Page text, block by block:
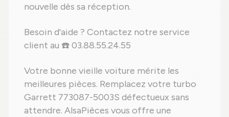
nouvelle dès sa réception.
Besoin d'aide ? Contactez notre service
client au ☎️ 03.88.55.24.55
Votre bonne vieille voiture mérite les
meilleures pièces. Remplacez votre turbo
Garrett 773087-5003S défectueux sans
attendre. AlsaPièces vous offre une